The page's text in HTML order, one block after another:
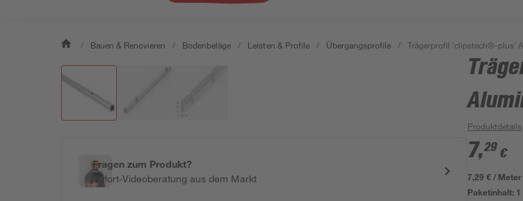
/ Bauen & Renovieren / Bodenbeläge / Leisten & Profile / Übergangsprofile / Trägerprofil 'clipstech®-plus'
Fragen zum Produkt?
Sofort-Videoberatung aus dem Markt
Produktdetails
7,29 €
7,29 € / Meter
Paketinhalt: